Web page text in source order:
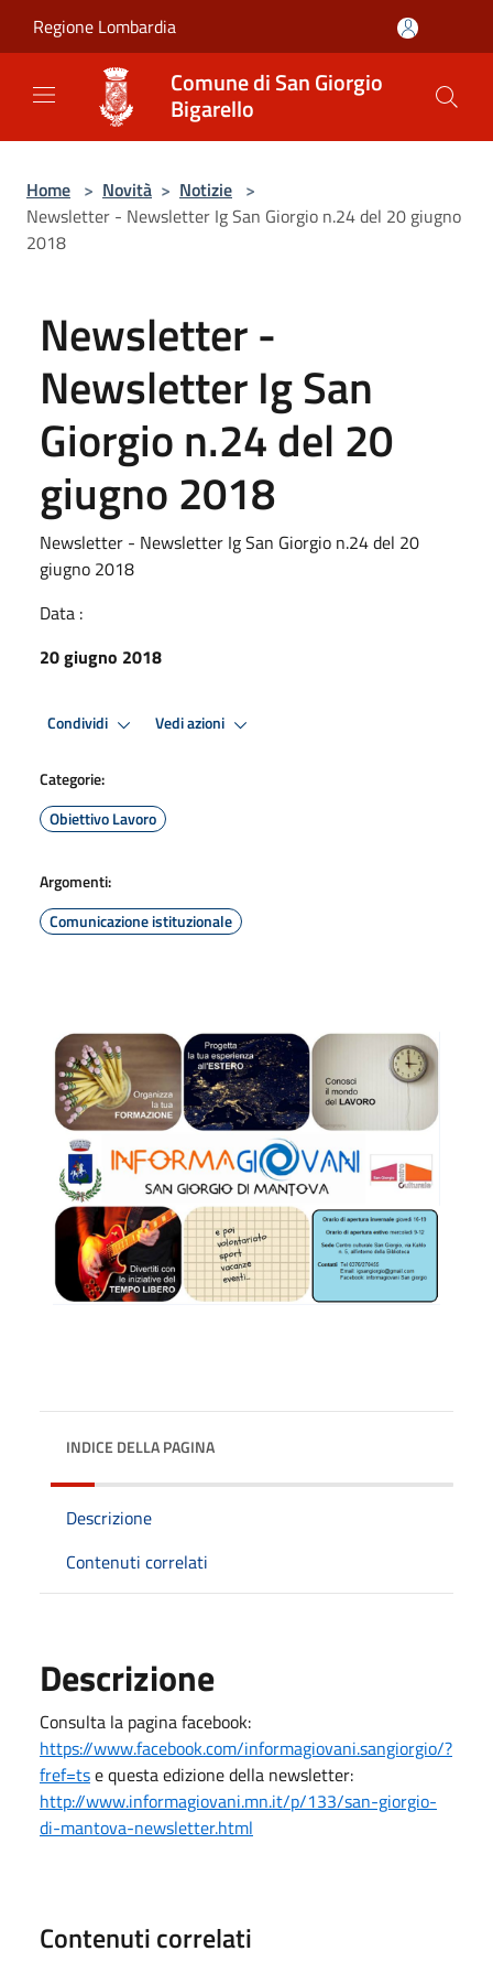
Regione Lombardia
Comune di San Giorgio
Bigarello
Home > Novità > Notizie >
Newsletter - Newsletter Ig San Giorgio n.24 del 20 giugno
2018
Newsletter -
Newsletter Ig San
Giorgio n.24 del 20
giugno 2018
Newsletter - Newsletter Ig San Giorgio n.24 del 20
giugno 2018
Data :
20 giugno 2018
Condividi Vedi azioni
Categorie:
Obiettivo Lavoro
Argomenti:
Comunicazione istituzionale
INDICE DELLA PAGINA
Descrizione
Contenuti correlati
Descrizione
Consulta la pagina facebook:
https://www.facebook.com/informagiovani.sangiorgio/?
fref=tse questa edizione della newsletter:
http://www.informagiovani.mn.it/p/133/san-giorgio-
di-mantova-newsletter.html
Contenuti correlati